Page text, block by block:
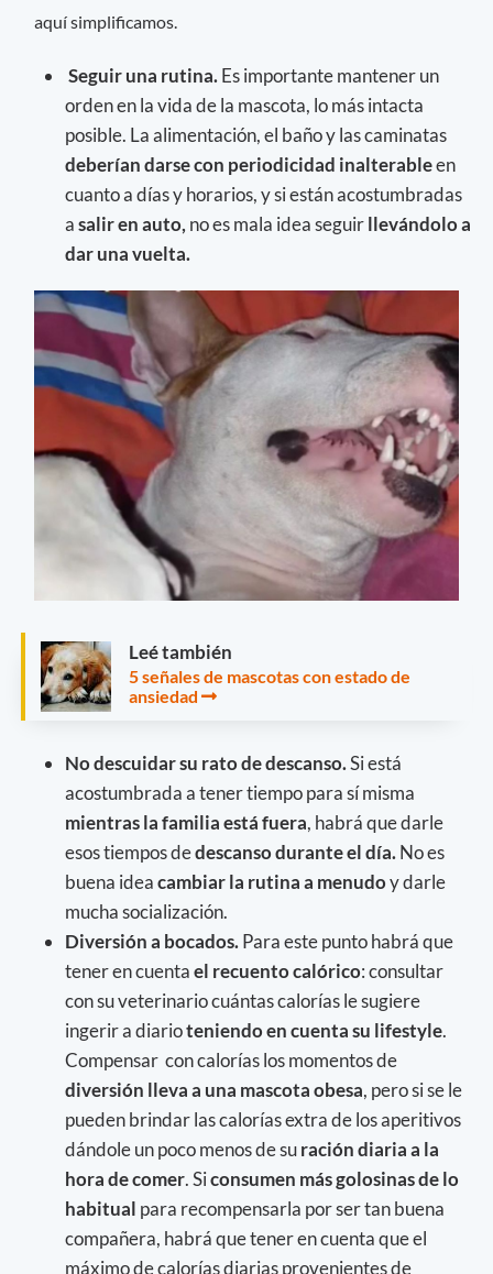
aquí simplificamos.
Seguir una rutina.Es importante mantener un
orden en la vida de la mascota, lo más intacta
posible. La alimentación, el baño y las caminatas
deberían darse con periodicidad inalterableen
cuanto a días y horarios, y si están acostumbradas
asalir en auto, no es mala idea seguirllevándolo a
dar una vuelta.
Leé también
5 señales de mascotas con estado de
ansiedad
No descuidar su rato de descanso.Si está
acostumbrada a tener tiempo para sí misma
mientras la familia está fuera, habrá que darle
esos tiempos dedescanso durante el día.No es
buena ideacambiar la rutina a menudoy darle
mucha socialización.
Diversión a bocados.Para este punto habrá que
tener en cuentael recuento calórico: consultar
con su veterinario cuántas calorías le sugiere
ingerir a diarioteniendo en cuenta su lifestyle.
Compensar con calorías los momentos de
diversión lleva a una mascota obesa, pero si se le
pueden brindar las calorías extra de los aperitivos
dándole un poco menos de suración diaria a la
hora de comer. Siconsumen más golosinas de lo
habitual para recompensarla por ser tan buena
compañera, habrá que tener en cuenta que el
máximo de calorías diarias provenientes de